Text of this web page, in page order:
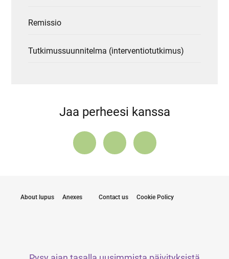
Remissio
Tutkimussuunnitelma (interventiotutkimus)
Jaa perheesi kanssa
About lupus Anexes Contact us Cookie Policy